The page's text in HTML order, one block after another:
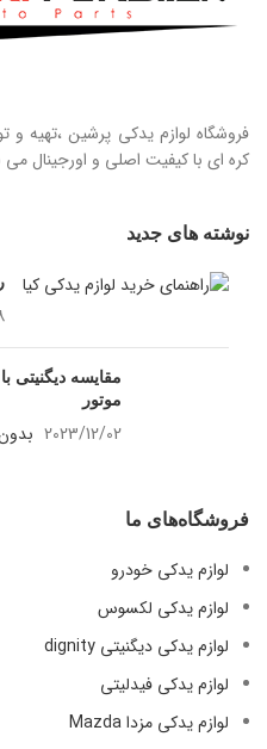
فروشگاه لوازم یدکی پرشین ،تهیه
کره ای با کیفیت اصلی و اورجینال می
نوشته های جدید
فروشگاه‌های ما
لوازم یدکی خودرو
لوازم یدکی لکسوس
لوازم یدکی دیگنیتی dignity
لوازم یدکی فیدلیتی
لوازم یدکی مزدا Mazda